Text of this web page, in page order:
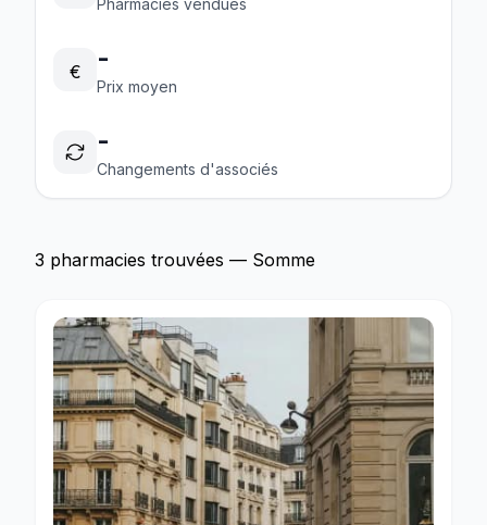
Pharmacies vendues
€ -
Prix moyen
-
Changements d'associés
3 pharmacies trouvées — Somme